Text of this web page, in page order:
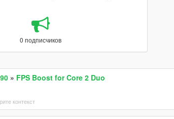
0 подписчиков
» FPS Boost for Core 2 Duo
контекст